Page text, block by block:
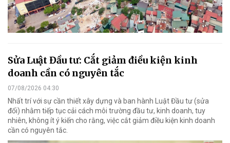
Sửa Luật Đầu tư: Cắt giảm điều kiện kinh
doanh cần có nguyên tắc
07/08/2026 04:30
Nhất trí với sự cần thiết xây dựng và ban hành Luật Đầu tư (sửa
đổi) nhằm tiếp tục cải cách môi trường đầu tư, kinh doanh, tuy
nhiên, không ít ý kiến cho rằng, việc cắt giảm điều kiện kinh doanh
cần có nguyên tắc.